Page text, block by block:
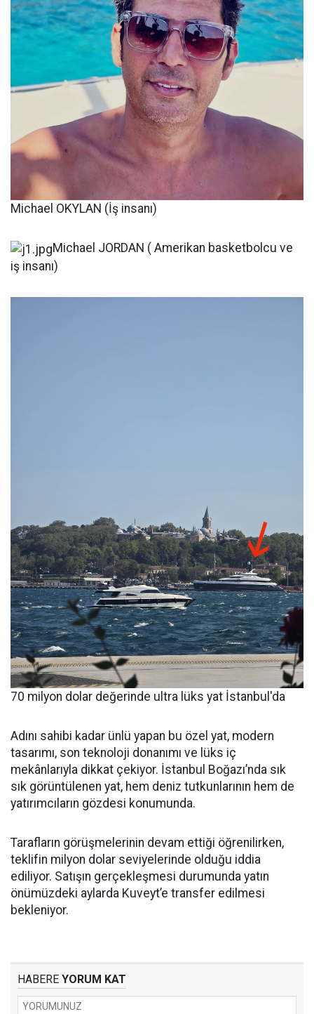
Michael OKYLAN (İş insanı)
Michael JORDAN ( Amerikan basketbolcu ve
iş insanı)
70 milyon dolar değerinde ultra lüks yat İstanbul'da
Adını sahibi kadar ünlü yapan bu özel yat, modern
tasarımı, son teknoloji donanımı ve lüks iç
mekânlarıyla dikkat çekiyor. İstanbul Boğazı’nda sık
sık görüntülenen yat, hem deniz tutkunlarının hem de
yatırımcıların gözdesi konumunda.
Tarafların görüşmelerinin devam ettiği öğrenilirken,
teklifin milyon dolar seviyelerinde olduğu iddia
ediliyor. Satışın gerçekleşmesi durumunda yatın
önümüzdeki aylarda Kuveyt’e transfer edilmesi
bekleniyor.
HABERE YORUM KAT